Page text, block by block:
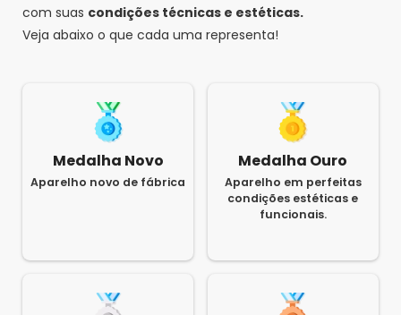
com suas condições técnicas e estéticas.
Veja abaixo o que cada uma representa!
Medalha Novo
Aparelho novo de fábrica
Medalha Ouro
Aparelho em perfeitas
condições estéticas e
funcionais.